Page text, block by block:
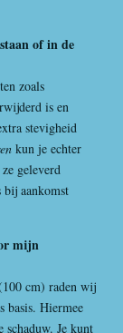
of in de
zoals
is en
stevigheid
kun je echter
geleverd
aankomst
mijn
cm) raden wij
basis. Hiermee
schaduw. Je kunt